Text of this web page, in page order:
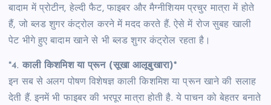
बादाम में प्रोटीन, हेल्दी फैट, फाइबर और मैग्नीशियम प्रचुर मात्रा में होते
हैं, जो ब्लड शुगर कंट्रोल करने में मदद करते हैं. ऐसे में रोज सुबह खाली
पेट भीगे हुए बादाम खाने से भी ब्लड शुगर कंट्रोल रहता है।
*4. काली किशमिश या प्रून (सूखा आलूबुखारा)*
इन सब से अलग पोषण विशेषज्ञ काली किशमिश या प्रून खाने की सलाह
देती हैं. इनमें भी फाइबर की भरपूर मात्रा होती है. ये पाचन को बेहतर बनाते